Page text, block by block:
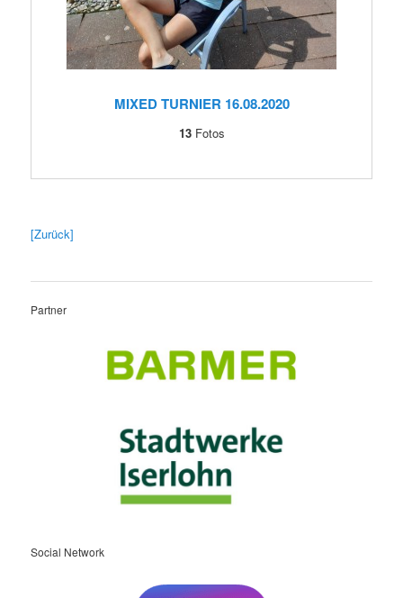
MIXED TURNIER 16.08.2020
13Fotos
[Zurück]
Partner
Social Network